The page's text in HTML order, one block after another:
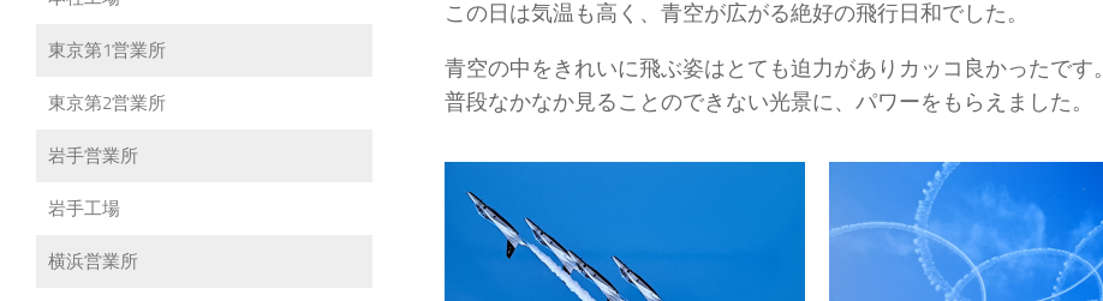
この日は気温も高く、青空が広がる絶好の飛行日和でした。
青空の中をきれいに飛ぶ姿はとても迫力がありカッコ良かったです。
普段なかなか見ることのできない光景に、パワーをもらえました。
東京第1営業所
東京第2営業所
岩手営業所
岩手工場
横浜営業所